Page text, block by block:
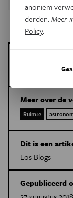
Meer over de
Ruimte
Dit is een
Eos Blogs
Gepubliceerd
anoniem
derden.Meer
Policy.